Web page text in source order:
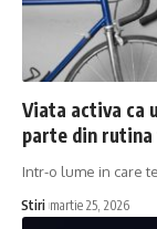
Viata activa ca
parte din rutina
Intr-o lume in care
Stiri martie 25, 2026